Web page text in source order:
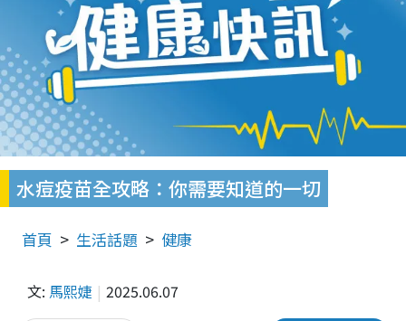
水痘疫苗全攻略：你需要知道的一切
首頁 生活話題 健康
文: 馬熙婕 2025.06.07